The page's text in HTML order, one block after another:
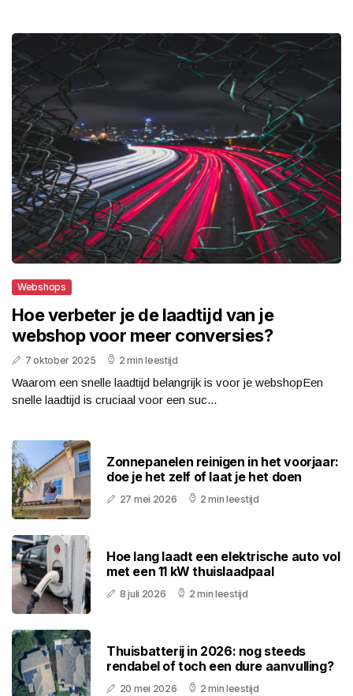
Webshops
Hoe verbeter je de laadtijd van je
webshop voor meer conversies?
7 oktober 2025 2 min leestijd
Waarom een snelle laadtijd belangrijk is voor je webshopEen
snelle laadtijd is cruciaal voor een suc...
Zonnepanelen reinigen in het voorjaar:
doe je het zelf of laat je het doen
27 mei 2026 2 min leestijd
Hoe lang laadt een elektrische auto vol
met een 11 kW thuislaadpaal
8 juli 2026 2 min leestijd
Thuisbatterij in 2026: nog steeds
rendabel of toch een dure aanvulling?
20 mei 2026 2 min leestijd